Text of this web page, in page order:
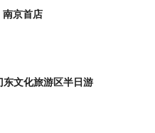
南京首店
文化旅游区半日游